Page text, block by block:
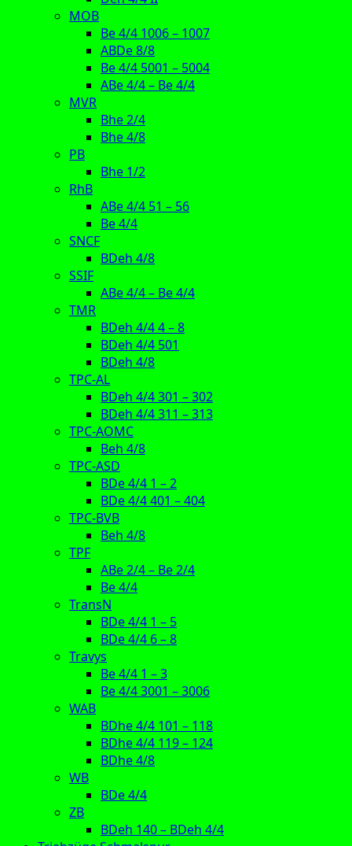
MOB
Be 4/4 1006 – 1007
ABDe 8/8
Be 4/4 5001 – 5004
ABe 4/4 – Be 4/4
MVR
Bhe 2/4
Bhe 4/8
PB
Bhe 1/2
RhB
ABe 4/4 51 – 56
Be 4/4
SNCF
BDeh 4/8
SSIF
ABe 4/4 – Be 4/4
TMR
BDeh 4/4 4 – 8
BDeh 4/4 501
BDeh 4/8
TPC-AL
BDeh 4/4 301 – 302
BDeh 4/4 311 – 313
TPC-AOMC
Beh 4/8
TPC-ASD
BDe 4/4 1 – 2
BDe 4/4 401 – 404
TPC-BVB
Beh 4/8
TPF
ABe 2/4 – Be 2/4
Be 4/4
TransN
BDe 4/4 1 – 5
BDe 4/4 6 – 8
Travys
Be 4/4 1 – 3
Be 4/4 3001 – 3006
WAB
BDhe 4/4 101 – 118
BDhe 4/4 119 – 124
BDhe 4/8
WB
BDe 4/4
ZB
BDeh 140 – BDeh 4/4